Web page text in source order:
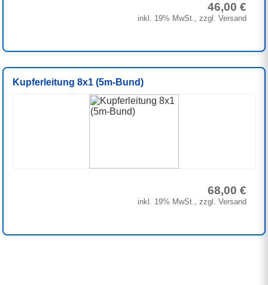
46,00 €
inkl. 19% MwSt., zzgl. Versand
Kupferleitung 8x1 (5m-Bund)
68,00 €
inkl. 19% MwSt., zzgl. Versand